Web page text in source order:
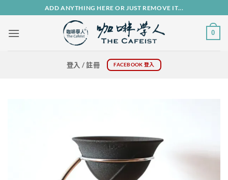
to
content
ADD ANYTHING HERE OR JUST REMOVE IT...
0
登入 / 註冊 FACEBOOK 登入